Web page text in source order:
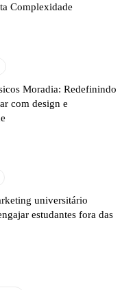
Complexidade
Moradia: Redefinindo
com design e
universitário
estudantes fora das